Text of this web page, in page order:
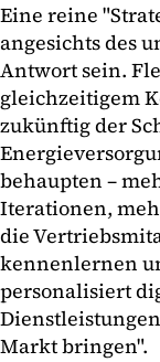
Eine reine
angesichts des
Antwort sein.
gleichzeitigem
zukünftig der
behaupten –
Iterationen,
die
kennenlernen
personalisiert
Markt bringen".